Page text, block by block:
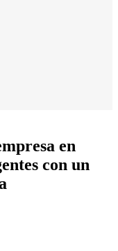
en
con un